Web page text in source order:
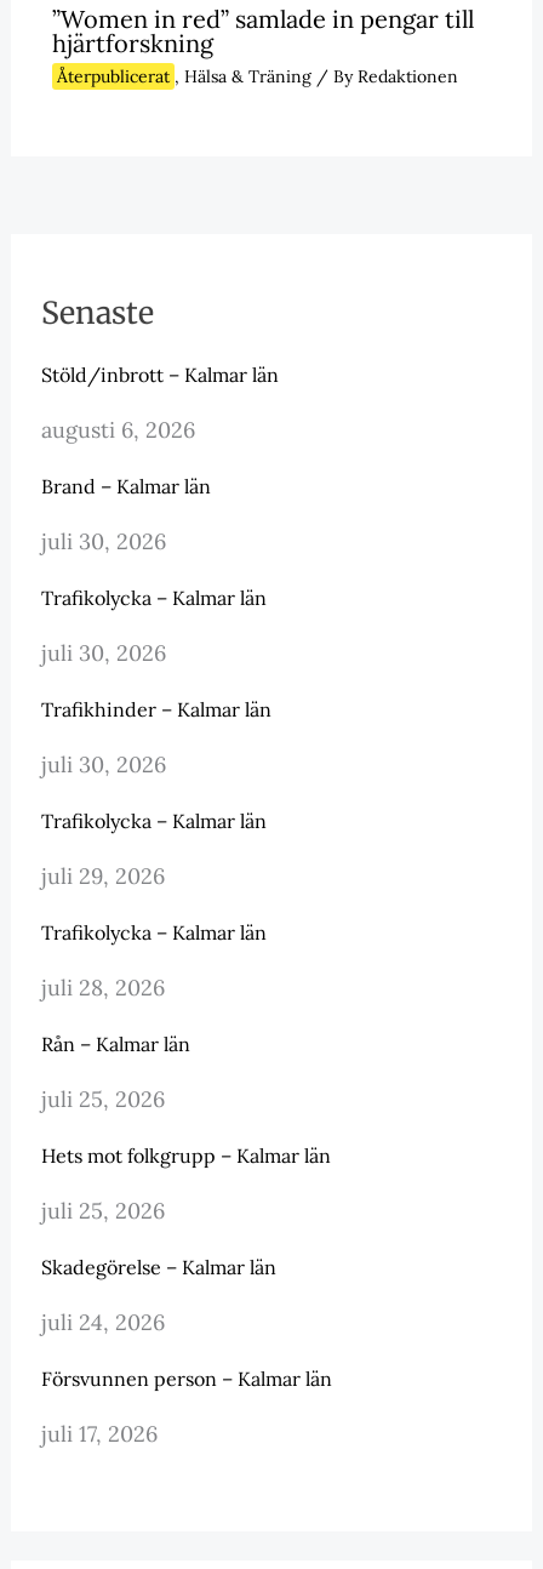
”Women in red” samlade in pengar till
hjärtforskning
Återpublicerat , Hälsa & Träning/ ByRedaktionen
Senaste
Stöld/inbrott – Kalmar län
augusti 6, 2026
Brand – Kalmar län
juli 30, 2026
Trafikolycka – Kalmar län
juli 30, 2026
Trafikhinder – Kalmar län
juli 30, 2026
Trafikolycka – Kalmar län
juli 29, 2026
Trafikolycka – Kalmar län
juli 28, 2026
Rån – Kalmar län
juli 25, 2026
Hets mot folkgrupp – Kalmar län
juli 25, 2026
Skadegörelse – Kalmar län
juli 24, 2026
Försvunnen person – Kalmar län
juli 17, 2026